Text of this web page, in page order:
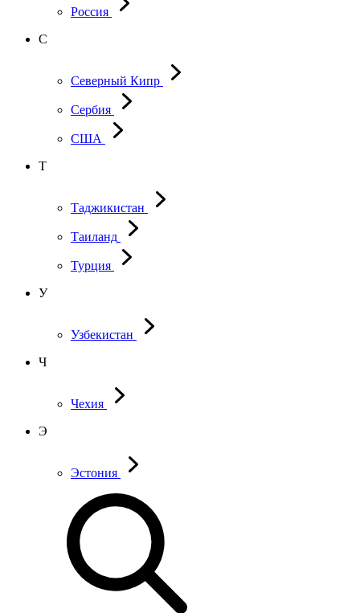
Россия
С
Северный Кипр
Сербия
США
Т
Таджикистан
Таиланд
Турция
У
Узбекистан
Ч
Чехия
Э
Эстония